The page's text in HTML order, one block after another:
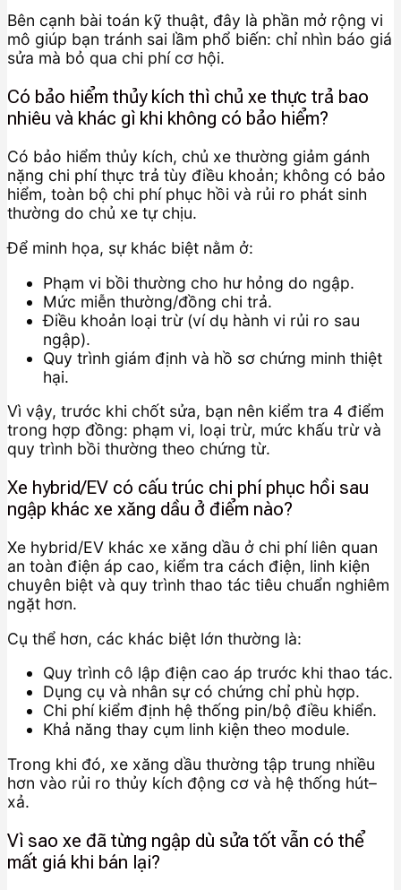
Bên cạnh bài toán kỹ thuật, đây là phần mở rộng vi
mô giúp bạn tránh sai lầm phổ biến: chỉ nhìn báo giá
sửa mà bỏ qua chi phí cơ hội.
Có bảo hiểm thủy kích thì chủ xe thực trả bao
nhiêu và khác gì khi không có bảo hiểm?
Có bảo hiểm thủy kích, chủ xe thường giảm gánh
nặng chi phí thực trả tùy điều khoản; không có bảo
hiểm, toàn bộ chi phí phục hồi và rủi ro phát sinh
thường do chủ xe tự chịu.
Để minh họa, sự khác biệt nằm ở:
Phạm vi bồi thường cho hư hỏng do ngập.
Mức miễn thường/đồng chi trả.
Điều khoản loại trừ (ví dụ hành vi rủi ro sau
ngập).
Quy trình giám định và hồ sơ chứng minh thiệt
hại.
Vì vậy, trước khi chốt sửa, bạn nên kiểm tra 4 điểm
trong hợp đồng: phạm vi, loại trừ, mức khấu trừ và
quy trình bồi thường theo chứng từ.
Xe hybrid/EV có cấu trúc chi phí phục hồi sau
ngập khác xe xăng dầu ở điểm nào?
Xe hybrid/EV khác xe xăng dầu ở chi phí liên quan
an toàn điện áp cao, kiểm tra cách điện, linh kiện
chuyên biệt và quy trình thao tác tiêu chuẩn nghiêm
ngặt hơn.
Cụ thể hơn, các khác biệt lớn thường là:
Quy trình cô lập điện cao áp trước khi thao tác.
Dụng cụ và nhân sự có chứng chỉ phù hợp.
Chi phí kiểm định hệ thống pin/bộ điều khiển.
Khả năng thay cụm linh kiện theo module.
Trong khi đó, xe xăng dầu thường tập trung nhiều
hơn vào rủi ro thủy kích động cơ và hệ thống hút–
xả.
Vì sao xe đã từng ngập dù sửa tốt vẫn có thể
mất giá khi bán lại?